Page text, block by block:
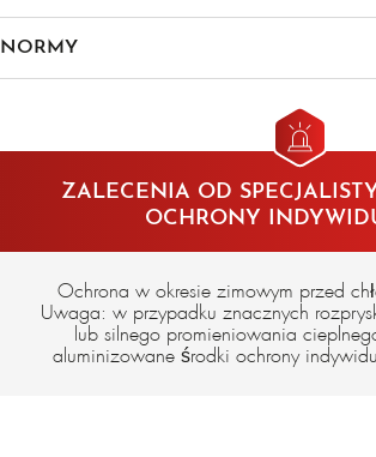
Podszewka pikowana
NORMY
ZALECENIA OD
OCHRONY
Ochrona w okresie zimowym przed
Uwaga: w przypadku znacznych
lub silnego promieniowania
aluminizowane środki ochrony